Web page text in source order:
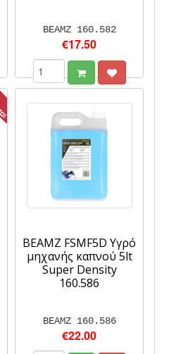
BEAMZ 160.582
€17.50
BEAMZ FSMF5D Υγρό
μηχανής καπνού 5lt
Super Density
160.586
BEAMZ 160.586
€22.00